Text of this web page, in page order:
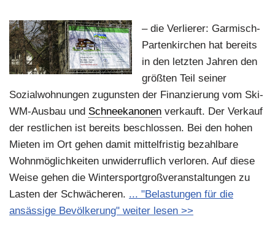
– die Verlierer: Garmisch-
Partenkirchen hat bereits
in den letzten Jahren den
größten Teil seiner
Sozialwohnungen zugunsten der Finanzierung vom Ski-
WM-Ausbau und Schneekanonen verkauft. Der Verkauf
der restlichen ist bereits beschlossen. Bei den hohen
Mieten im Ort gehen damit mittelfristig bezahlbare
Wohnmöglichkeiten unwiderruflich verloren. Auf diese
Weise gehen die Wintersportgroßveranstaltungen zu
Lasten der Schwächeren. ... "Belastungen für die
ansässige Bevölkerung" weiter lesen >>